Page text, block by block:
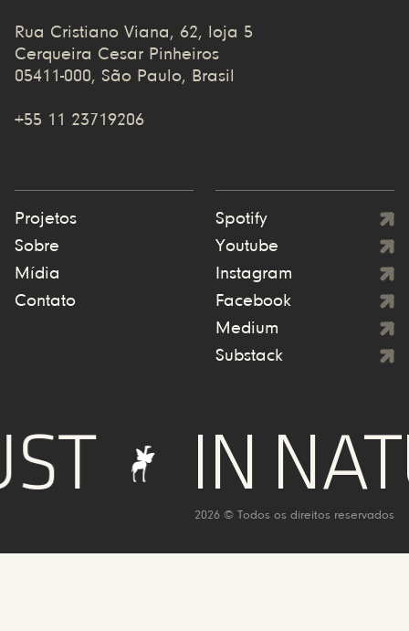
Rua Cristiano Viana, 62, loja 5
Cerqueira Cesar Pinheiros
05411-000, São Paulo, Brasil
+55 11 23719206
Projetos
Sobre
Mídia
Contato
Spotify
Youtube
Instagram
Facebook
Medium
Substack
IN
2026 © Todos os direitos reservados